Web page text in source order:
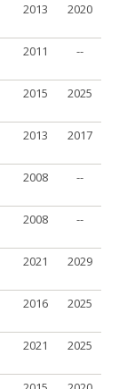
2013 2020
2011 --
2015 2025
2013 2017
2008 --
2008 --
2021 2029
2016 2025
2021 2025